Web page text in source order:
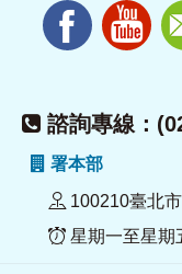
諮詢專線：
署本部
100210臺北
星期一至星期